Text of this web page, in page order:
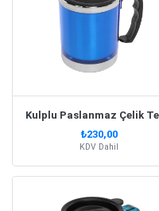
₺230,00
KDV Dahil